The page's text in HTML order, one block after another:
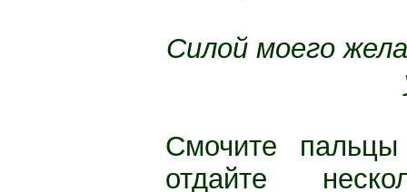
Силой моего
Смочите
отдайте